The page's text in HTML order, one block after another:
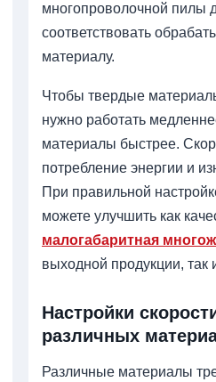
многопроволочной пилы
соответствовать
материалу.
Чтобы твердые
нужно работать
материалы быстрее.
потребление энергии и
При правильной
можете улучшить как
малогабаритная
выходной продукции, так
Настройки
различных
Различные материалы